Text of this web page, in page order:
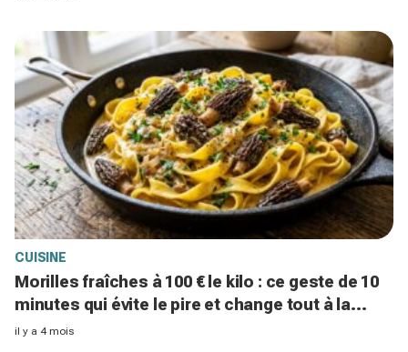
CUISINE
Morilles fraîches à 100 € le kilo : ce geste de 10
minutes qui évite le pire et change tout à la
dégustation
il y a 4 mois